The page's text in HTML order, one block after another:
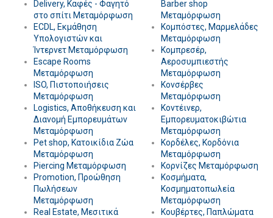
Delivery, Καφές - Φαγητό
στο σπίτι Μεταμόρφωση
ECDL, Εκμάθηση
Υπολογιστών και
Ίντερνετ Μεταμόρφωση
Escape Rooms
Μεταμόρφωση
ISO, Πιστοποιήσεις
Μεταμόρφωση
Logistics, Αποθήκευση και
Διανομή Εμπορευμάτων
Μεταμόρφωση
Pet shop, Κατοικίδια Ζώα
Μεταμόρφωση
Piercing Μεταμόρφωση
Promotion, Προώθηση
Πωλήσεων
Μεταμόρφωση
Real Estate, Μεσιτικά
Barber shop
Μεταμόρφωση
Κομπόστες, Μαρμελάδες
Μεταμόρφωση
Κομπρεσέρ,
Αεροσυμπιεστής
Μεταμόρφωση
Κονσέρβες
Μεταμόρφωση
Κοντέινερ,
Εμπορευματοκιβώτια
Μεταμόρφωση
Κορδέλες, Κορδόνια
Μεταμόρφωση
Κορνίζες Μεταμόρφωση
Κοσμήματα,
Κοσμηματοπωλεία
Μεταμόρφωση
Κουβέρτες, Παπλώματα